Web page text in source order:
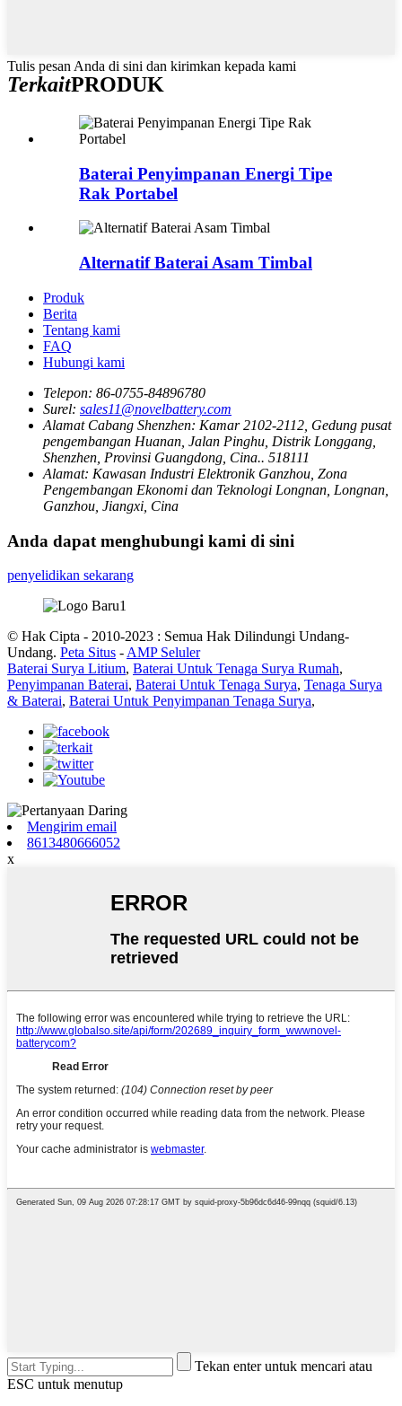
Tulis pesan Anda di sini dan kirimkan kepada kami
TerkaitPRODUK
Baterai Penyimpanan Energi Tipe
Rak Portabel
Alternatif Baterai Asam Timbal
Produk
Berita
Tentang kami
FAQ
Hubungi kami
Telepon: 86-0755-84896780
Surel: sales11@novelbattery.com
Alamat Cabang Shenzhen: Kamar 2102-2112, Gedung pusat
pengembangan Huanan, Jalan Pinghu, Distrik Longgang,
Shenzhen, Provinsi Guangdong, Cina.. 518111
Alamat: Kawasan Industri Elektronik Ganzhou, Zona
Pengembangan Ekonomi dan Teknologi Longnan, Longnan,
Ganzhou, Jiangxi, Cina
Anda dapat menghubungi kami di sini
penyelidikan sekarang
© Hak Cipta - 2010-2023 : Semua Hak Dilindungi Undang-
Undang. Peta Situs - AMP Seluler
Baterai Surya Litium, Baterai Untuk Tenaga Surya Rumah,
Penyimpanan Baterai, Baterai Untuk Tenaga Surya, Tenaga Surya
& Baterai, Baterai Untuk Penyimpanan Tenaga Surya,
Mengirim email
8613480666052
x
Tekan enter untuk mencari atau
ESC untuk menutup